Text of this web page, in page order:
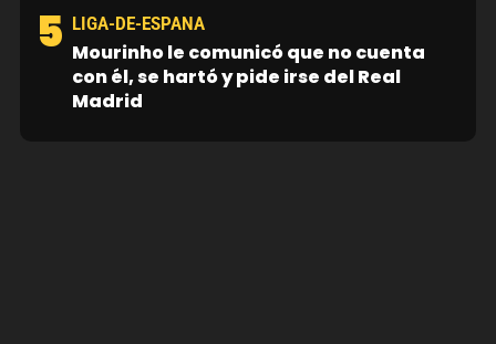
5 LIGA-DE-ESPANA
Mourinho le comunicó que no cuenta
con él, se hartó y pide irse del Real
Madrid